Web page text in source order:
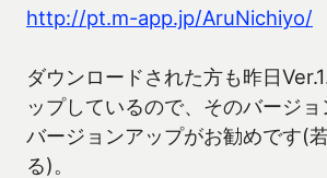
http://pt.m-app.jp/AruNichiyo/
ダウンロードされた方も昨日
ップしているので、そのバージ
バージョンアップがお勧めです(
る)。